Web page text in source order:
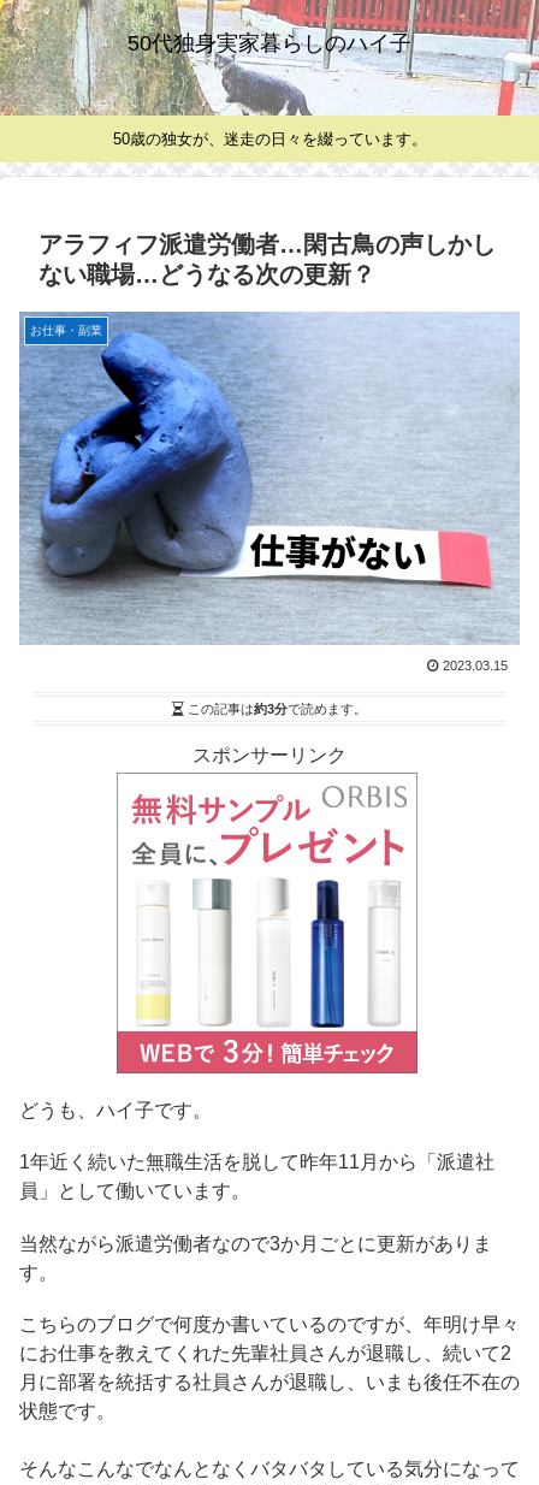
50代独身実家暮らしのハイ子
50歳の独女が、迷走の日々を綴っています。
アラフィフ派遣労働者…閑古鳥の声しかし
ない職場…どうなる次の更新？
お仕事・副業
2023.03.15
この記事は約3分で読めます。
スポンサーリンク
どうも、ハイ子です。
1年近く続いた無職生活を脱して昨年11月から「派遣社
員」として働いています。
当然ながら派遣労働者なので3か月ごとに更新がありま
す。
こちらのブログで何度か書いているのですが、年明け早々
にお仕事を教えてくれた先輩社員さんが退職し、続いて2
月に部署を統括する社員さんが退職し、いまも後任不在の
状態です。
そんなこんなでなんとなくバタバタしている気分になって